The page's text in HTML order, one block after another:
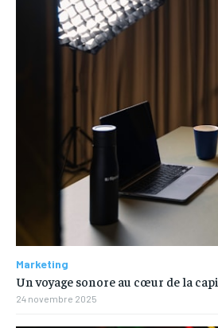
Marketing
Un voyage sonore au cœur de la
24 novembre 2025